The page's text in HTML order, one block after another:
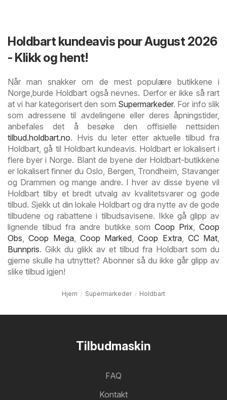
Holdbart kundeavis pour August 2026
- Klikk og hent!
Når man snakker om de mest populære butikkene i
Norge,burde Holdbart også nevnes. Derfor er ikke så rart
at vi har kategorisert den som Supermarkeder. For info slik
som adressene til avdelingene eller deres åpningstider,
anbefales det å besøke den offisielle nettsiden
tilbud.holdbart.no. Hvis du leter etter aktuelle tilbud fra
Holdbart, gå til Holdbart kundeavis. Holdbart er lokalisert i
flere byer i Norge. Blant de byene der Holdbart-butikkene
er lokalisert finner du Oslo, Bergen, Trondheim, Stavanger
og Drammen og mange andre. I hver av disse byene vil
Holdbart tilby et bredt utvalg av kvalitetsvarer og gode
tilbud. Sjekk ut din lokale Holdbart og dra nytte av de gode
tilbudene og rabattene i tilbudsavisene. Ikke gå glipp av
lignende tilbud fra andre butikke som Coop Prix, Coop
Obs,Coop Mega, Coop Marked,Coop Extra, CC Mat,
Bunnpris. Gikk du glikk av et tilbud fra Holdbart som du
gjerne skulle ha utnyttet? Abonner så du ikke går glipp av
slike tilbud igjen!
Hjem Supermarkeder Holdbart
Tilbudmaskin
FAQ
Kontakt